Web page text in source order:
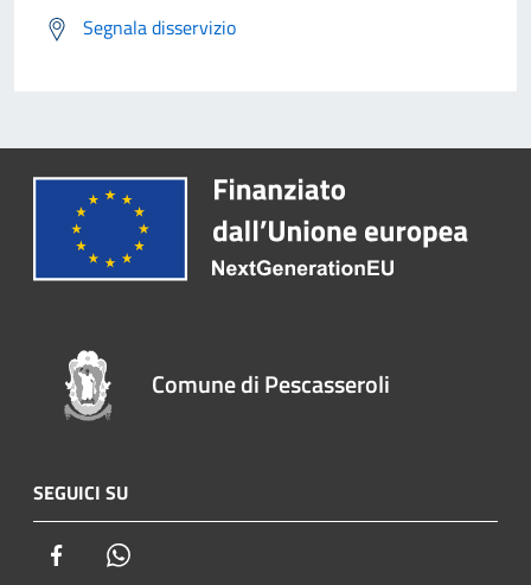
Segnala disservizio
Comune di Pescasseroli
SEGUICI SU
Facebook